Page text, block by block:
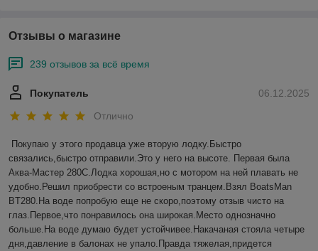
Отзывы о магазине
239 отзывов за всё время
06.12.2025
Покупатель
Отлично
Покупаю у этого продавца уже вторую лодку.Быстро
связались,быстро отправили.Это у него на высоте. Первая была
Аква-Мастер 280С.Лодка хорошая,но с мотором на ней плавать не
удобно.Решил приобрести со встроеным транцем.Взял BoatsMan
BT280.На воде попробую еще не скоро,поэтому отзыв чисто на
глаз.Первое,что понравилось она широкая.Место однозначно
больше.На воде думаю будет устойчивее.Накачаная стояла четыре
дня,давление в балонах не упало.Правда тяжелая,придется